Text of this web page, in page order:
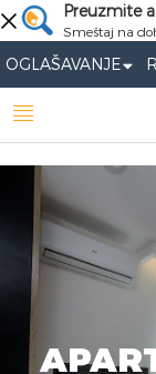
Preuzmite
Smeštaj na
OGLAŠAVANJE